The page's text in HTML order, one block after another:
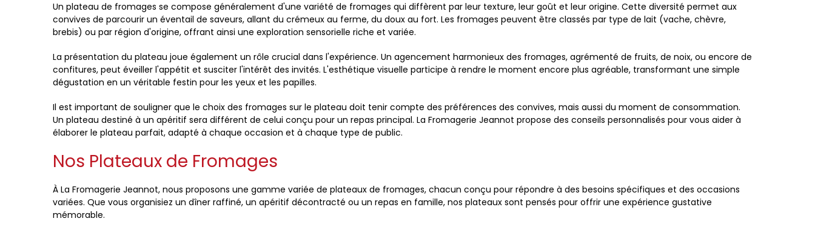
Un plateau de fromages se compose généralement d'une variété de fromages qui diffèrent par leur texture, leur goût et leur origine. Cette diversité permet aux
convives de parcourir un éventail de saveurs, allant du crémeux au ferme, du doux au fort. Les fromages peuvent être classés par type de lait (vache, chèvre,
brebis) ou par région d'origine, offrant ainsi une exploration sensorielle riche et variée.
La présentation du plateau joue également un rôle crucial dans l'expérience. Un agencement harmonieux des fromages, agrémenté de fruits, de noix, ou encore de
confitures, peut éveiller l'appétit et susciter l'intérêt des invités. L'esthétique visuelle participe à rendre le moment encore plus agréable, transformant une simple
dégustation en un véritable festin pour les yeux et les papilles.
Il est important de souligner que le choix des fromages sur le plateau doit tenir compte des préférences des convives, mais aussi du moment de consommation.
Un plateau destiné à un apéritif sera différent de celui conçu pour un repas principal. La Fromagerie Jeannot propose des conseils personnalisés pour vous aider à
élaborer le plateau parfait, adapté à chaque occasion et à chaque type de public.
Nos Plateaux de Fromages
À La Fromagerie Jeannot, nous proposons une gamme variée de plateaux de fromages, chacun conçu pour répondre à des besoins spécifiques et des occasions
variées. Que vous organisiez un dîner raffiné, un apéritif décontracté ou un repas en famille, nos plateaux sont pensés pour offrir une expérience gustative
mémorable.